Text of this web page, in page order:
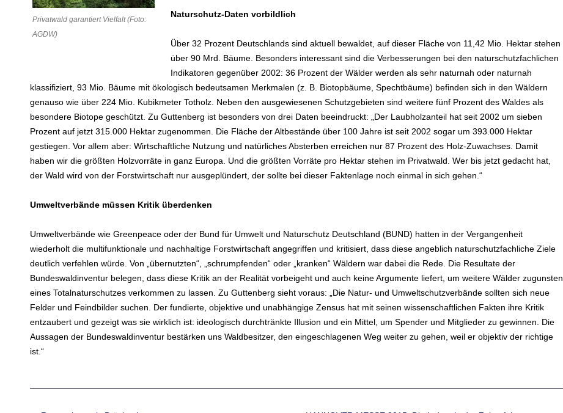
Privatwald garantiert Vielfalt (Foto:
AGDW)
Naturschutz-Daten vorbildlich
Über 32 Prozent Deutschlands sind aktuell bewaldet, auf dieser Fläche von 11,42 Mio. Hektar stehen
über 90 Mrd. Bäume. Besonders interessant sind die Verbesserungen bei den naturschutzfachlichen
Indikatoren gegenüber 2002: 36 Prozent der Wälder werden als sehr naturnah oder naturnah
klassifiziert, 93 Mio. Bäume mit ökologisch bedeutsamen Merkmalen (z. B. Biotopbäume, Spechtbäume) befinden sich in den Wäldern
genauso wie über 224 Mio. Kubikmeter Totholz. Neben den ausgewiesenen Schutzgebieten sind weitere fünf Prozent des Waldes als
besondere Biotope geschützt. Zu Guttenberg ist besonders von drei Daten beeindruckt: „Der Laubholzanteil hat seit 2002 um sieben
Prozent auf jetzt 315.000 Hektar zugenommen. Die Fläche der Altbestände über 100 Jahre ist seit 2002 sogar um 393.000 Hektar
gestiegen. Vor allem aber: Wirtschaftliche Nutzung und natürliches Absterben erreichen nur 87 Prozent des Holz-Zuwachses. Damit
haben wir die größten Holzvorräte in ganz Europa. Und die größten Vorräte pro Hektar stehen im Privatwald. Wer bis jetzt gedacht hat,
der Wald wird von der Forstwirtschaft nur ausgeplündert, der sollte bei dieser Faktenlage noch einmal in sich gehen.“
Umweltverbände müssen Kritik überdenken
Umweltverbände wie Greenpeace oder der Bund für Umwelt und Naturschutz Deutschland (BUND) hatten in der Vergangenheit
wiederholt die multifunktionale und nachhaltige Forstwirtschaft angegriffen und kritisiert, dass diese angeblich naturschutzfachliche Ziele
deutlich verfehlen würde. Von „übernutzten“, „schrumpfenden“ oder „kranken“ Wäldern war dabei die Rede. Die Resultate der
Bundeswaldinventur belegen, dass diese Kritik an der Realität vorbeigeht und auch keine Argumente liefert, um weitere Wälder zugunsten
eines Totalnaturschutzes verkommen zu lassen. Zu Guttenberg sieht voraus: „Die Natur- und Umweltschutzverbände sollten sich neue
Felder und Feindbilder suchen. Der fundierte, objektive und unabhängige Zensus hat mit seinen wissenschaftlichen Fakten ihre Kritik
entzaubert und gezeigt was sie wirklich ist: ideologisch durchtränkte Illusion und ein Mittel, um Spender und Mitglieder zu gewinnen. Die
Aussagen der Bundeswaldinventur bestärken uns Waldbesitzer, den eingeschlagenen Weg weiter zu gehen, weil er objektiv der richtige
ist.“